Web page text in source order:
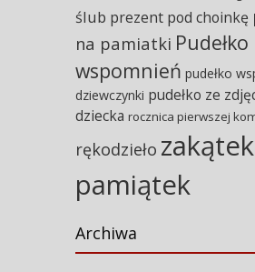
ślub prezent pod choinkę
na pamiatki Pudełko
wspomnień pudełko
dziewczynki pudełko ze
dziecka rocznica pierwszej
rękodzieło zakątek
pamiątek
Archiwa